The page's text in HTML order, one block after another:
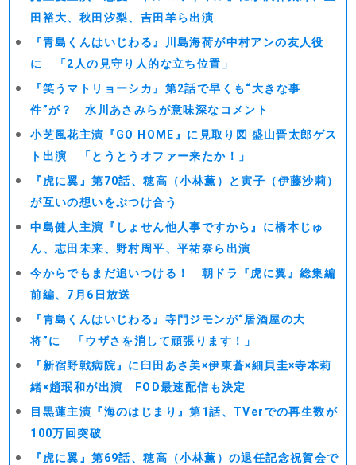
田裕大、秋田汐梨、吉田羊ら出演
『青島くんはいじわる』川島海荷が中村アンの友人役
に 「2人の見守り人的な立ち位置」
『笑うマトリョーシカ』第2話で早くも“大きな事
件”が？ 水川あさみらが意味深なコメント
小芝風花主演『GO HOME』に見取り図 盛山晋太郎ゲス
ト出演 「とうとうオファー来たか！」
『虎に翼』第70話、穂高（小林薫）と寅子（伊藤沙莉）
が互いの想いをぶつけ合う
中島健人主演『しょせん他人事ですから』に橋本じゅ
ん、志田未来、野村周平、平祐奈ら出演
今からでもまだ追いつける！ 朝ドラ『虎に翼』総集編
前編、7月6日放送
『青島くんはいじわる』寺門ジモンが“居酒屋の大
将”に 「ウザさを消して頑張ります！」
『新宿野戦病院』に臼田あさ美×伊東蒼×細貝圭×寺本莉
緒×趙珉和が出演 FOD最速配信も決定
目黒蓮主演『海のはじまり』第1話、TVerでの再生数が
100万回突破
『虎に翼』第69話、穂高（小林薫）の退任記念祝賀会で